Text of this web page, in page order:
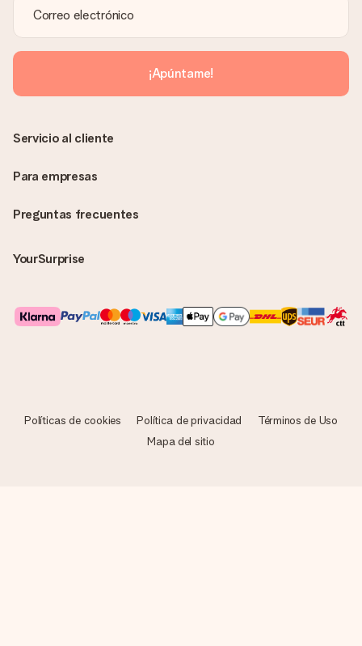
¿Se envía la factura junto con el pedido?
La factura y cualquier otra información relativa a tu regalo se
enviará únicamente por correo electrónico. El regalo se enviará
sin ninguna información adicional Así, evitaremos que la
persona que recibe el regalo la vea. ¡No le enviaremos nada
más que su increíble regalo! ¿Quieres que sepa quién se lo
¡Apúntame!
Preguntas frecuentes
YourSurprise
Servicio al cliente
Para empresas
Políticas de cookies Política de privacidad
Términos de Uso
Mapa del sitio